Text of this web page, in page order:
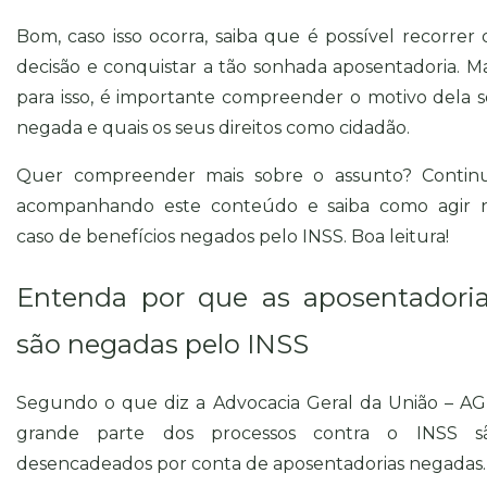
Bom, caso isso ocorra, saiba que é possível recorrer
decisão e conquistar a tão sonhada aposentadoria.
para isso, é importante compreender o motivo dela
negada e quais os seus direitos como cidadão.
Quer compreender mais sobre o assunto?
acompanhando este conteúdo e saiba como agir
caso de benefícios negados pelo INSS. Boa leitura!
Entenda por que as
são negadas pelo INSS
Segundo o que diz a Advocacia Geral da União –
grande parte dos processos contra o INSS
desencadeados por conta de aposentadorias negadas.